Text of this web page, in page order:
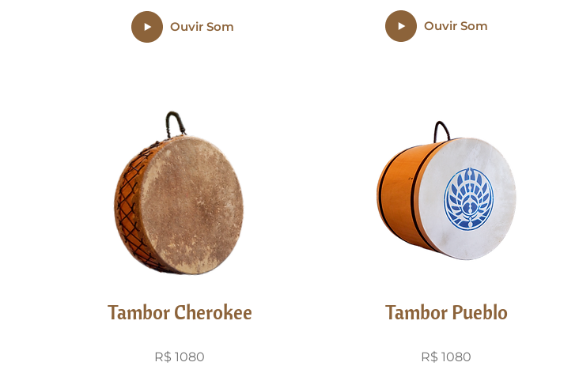
Ouvir Som Ouvir Som
Tambor Cherokee
R$ 1080
Tambor Pueblo
R$ 1080